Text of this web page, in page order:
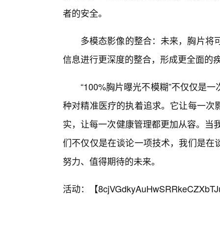
者的安全。
多模态影像的整合：未来，胸片将
信息进行更深度的整合，形成更全面的
“100%胸片曝光不模糊”不仅仅是
种对精准医疗的执着追求。它让每一
实，让每一次健康管理都更加从容。当
们不仅仅是在谈论一项技术，我们是
努力、值得期待的未来。
活动：【